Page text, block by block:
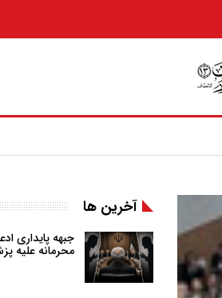
آخرین ها
جبهه پایداری
محرمانه علیه